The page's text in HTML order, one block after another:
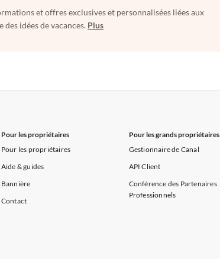
et offres exclusives et personnalisées liées aux
idées de vacances. Plus
Pour les propriétaires
Pour les propriétaires
Aide & guides
Bannière
Contact
Pour les grands propriétaires
Gestionnaire de Canal
API Client
Conférence des Partenaires
Professionnels